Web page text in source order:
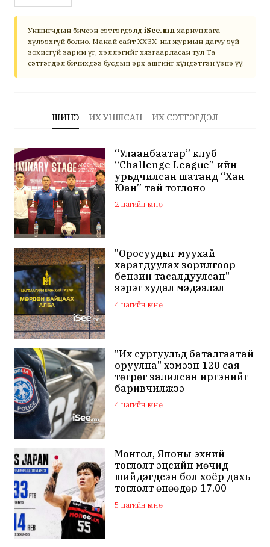
Уншигчдын бичсэн сэтгэгдэлд iSee.mn хариуцлага
хүлээхгүй болно. Манай сайт ХХЗХ-ны журмын дагуу зүй
зохисгүй зарим үг, хэллэгийг хязгаарласан тул Та
сэтгэгдэл бичихдээ бусдын эрх ашгийг хүндэтгэн үзнэ үү.
ШИНЭ ИХ УНШСАН ИХ СЭТГЭГДЭЛ
“Улаанбаатар” клуб
“Challenge League”-ийн
урьдчилсан шатанд “Хан
Юан”-тай тоглоно
2 цагийн өмнө
"Оросуудыг муухай
харагдуулах зорилгоор
бензин тасалдуулсан"
зэрэг худал мэдээлэл
тарааж буй хаягуудыг
шалгаж эхэлжээ
4 цагийн өмнө
"Их сургуульд баталгаатай
оруулна" хэмээн 120 сая
төгрөг залилсан иргэнийг
баривчилжээ
4 цагийн өмнө
Монгол, Японы эхний
тоглолт эцсийн мөчид
шийдэгдсэн бол хоёр дахь
тоглолт өнөөдөр 17.00
цагаас эхэлнэ
5 цагийн өмнө